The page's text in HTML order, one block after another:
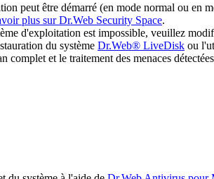
peut être démarré (en mode normal ou en
plus sur Dr.Web Security Space.
d'exploitation est impossible, veuillez
du système Dr.Web® LiveDisk ou
complet et le traitement des menaces